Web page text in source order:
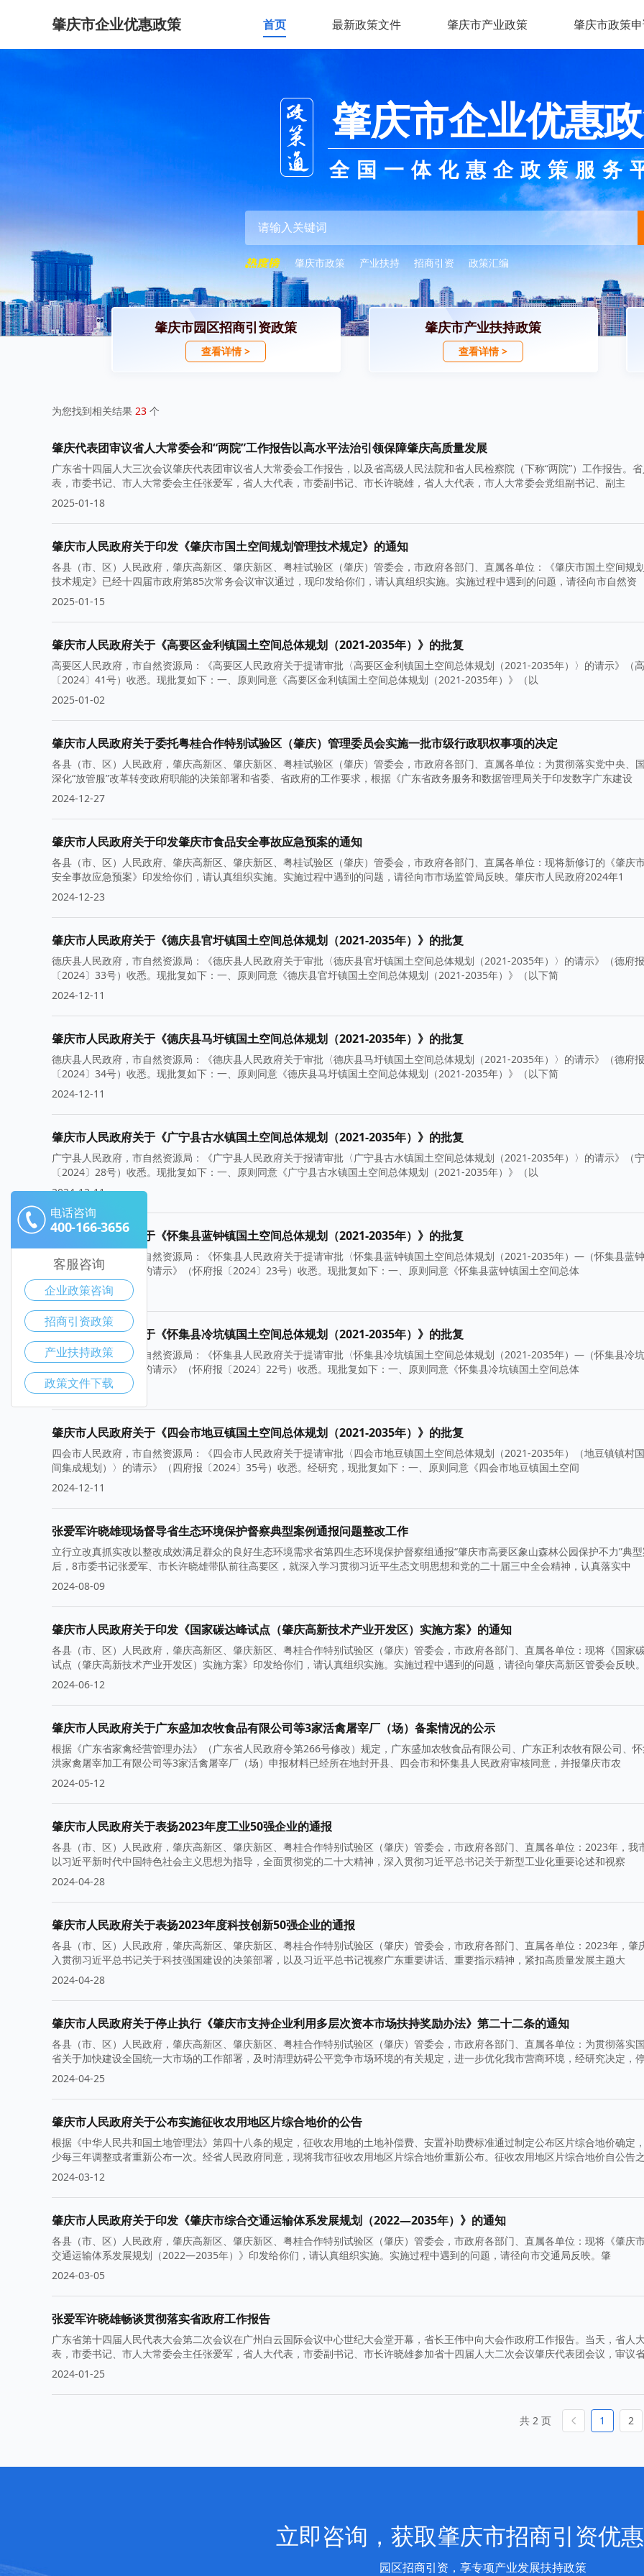
肇庆市企业优惠政策 首页 最新政策文件 肇庆市产业政策 肇庆市政策
肇庆市企业优惠
全国一体化惠企政策服务
肇庆市政策 产业扶持 招商引资 政策汇编
肇庆市园区招商引资政策
查看详情 >
肇庆市产业扶持政策
查看详情 >
为您找到相关结果 23 个
肇庆代表团审议省人大常委会和“两院”工作报告以高水平法治引领保障肇庆高质量发展
广东省十四届人大三次会议肇庆代表团审议省人大常委会工作报告，以及省高级人民法院和省人民检察院（下称“两院”）工作报告。
表，市委书记、市人大常委会主任张爱军，省人大代表，市委副书记、市长许晓雄，省人大代表，市人大常委会党组副书记、副主
2025-01-18
肇庆市人民政府关于印发《肇庆市国土空间规划管理技术规定》的通知
各县（市、区）人民政府，肇庆高新区、肇庆新区、粤桂试验区（肇庆）管委会，市政府各部门、直属各单位：《肇庆市国土空间规
技术规定》已经十四届市政府第85次常务会议审议通过，现印发给你们，请认真组织实施。实施过程中遇到的问题，请径向市自然资
2025-01-15
肇庆市人民政府关于《高要区金利镇国土空间总体规划（2021-2035年）》的批复
高要区人民政府，市自然资源局：《高要区人民政府关于提请审批〈高要区金利镇国土空间总体规划（2021-2035年）〉的请示》（
〔2024〕41号）收悉。现批复如下：一、原则同意《高要区金利镇国土空间总体规划（2021-2035年）》（以
2025-01-02
肇庆市人民政府关于委托粤桂合作特别试验区（肇庆）管理委员会实施一批市级行政职权事项的决定
各县（市、区）人民政府，肇庆高新区、肇庆新区、粤桂试验区（肇庆）管委会，市政府各部门、直属各单位：为贯彻落实党中央、
深化“放管服”改革转变政府职能的决策部署和省委、省政府的工作要求，根据《广东省政务服务和数据管理局关于印发数字广东建设
2024-12-27
肇庆市人民政府关于印发肇庆市食品安全事故应急预案的通知
各县（市、区）人民政府、肇庆高新区、肇庆新区、粤桂试验区（肇庆）管委会，市政府各部门、直属各单位：现将新修订的《肇庆
安全事故应急预案》印发给你们，请认真组织实施。实施过程中遇到的问题，请径向市市场监管局反映。肇庆市人民政府2024年1
2024-12-23
肇庆市人民政府关于《德庆县官圩镇国土空间总体规划（2021-2035年）》的批复
德庆县人民政府，市自然资源局：《德庆县人民政府关于审批〈德庆县官圩镇国土空间总体规划（2021-2035年）〉的请示》（德府报
〔2024〕33号）收悉。现批复如下：一、原则同意《德庆县官圩镇国土空间总体规划（2021-2035年）》（以下简
2024-12-11
肇庆市人民政府关于《德庆县马圩镇国土空间总体规划（2021-2035年）》的批复
德庆县人民政府，市自然资源局：《德庆县人民政府关于审批〈德庆县马圩镇国土空间总体规划（2021-2035年）〉的请示》（德府报
〔2024〕34号）收悉。现批复如下：一、原则同意《德庆县马圩镇国土空间总体规划（2021-2035年）》（以下简
2024-12-11
肇庆市人民政府关于《广宁县古水镇国土空间总体规划（2021-2035年）》的批复
广宁县人民政府，市自然资源局：《广宁县人民政府关于报请审批〈广宁县古水镇国土空间总体规划（2021-2035年）〉的请示》（
〔2024〕28号）收悉。现批复如下：一、原则同意《广宁县古水镇国土空间总体规划（2021-2035年）》（以
2024-12-11
肇庆市人民政府关于《怀集县蓝钟镇国土空间总体规划（2021-2035年）》的批复
怀集县人民政府，市自然资源局：《怀集县人民政府关于提请审批〈怀集县蓝钟镇国土空间总体规划（2021-2035年）—（怀集县蓝
土空间集成规划）〉的请示》（怀府报〔2024〕23号）收悉。现批复如下：一、原则同意《怀集县蓝钟镇国土空间总体
2024-12-11
肇庆市人民政府关于《怀集县冷坑镇国土空间总体规划（2021-2035年）》的批复
怀集县人民政府，市自然资源局：《怀集县人民政府关于提请审批〈怀集县冷坑镇国土空间总体规划（2021-2035年）—（怀集县冷
土空间集成规划）〉的请示》（怀府报〔2024〕22号）收悉。现批复如下：一、原则同意《怀集县冷坑镇国土空间总体
2024-12-11
肇庆市人民政府关于《四会市地豆镇国土空间总体规划（2021-2035年）》的批复
四会市人民政府，市自然资源局：《四会市人民政府关于提请审批〈四会市地豆镇国土空间总体规划（2021-2035年）（地豆镇镇村
间集成规划）〉的请示》（四府报〔2024〕35号）收悉。经研究，现批复如下：一、原则同意《四会市地豆镇国土空间
2024-12-11
张爱军许晓雄现场督导省生态环境保护督察典型案例通报问题整改工作
立行立改真抓实改以整改成效满足群众的良好生态环境需求省第四生态环境保护督察组通报“肇庆市高要区象山森林公园保护不力”典
后，8市委书记张爱军、市长许晓雄带队前往高要区，就深入学习贯彻习近平生态文明思想和党的二十届三中全会精神，认真落实中
2024-08-09
肇庆市人民政府关于印发《国家碳达峰试点（肇庆高新技术产业开发区）实施方案》的通知
各县（市、区）人民政府，肇庆高新区、肇庆新区、粤桂合作特别试验区（肇庆）管委会，市政府各部门、直属各单位：现将《国家
试点（肇庆高新技术产业开发区）实施方案》印发给你们，请认真组织实施。实施过程中遇到的问题，请径向肇庆高新区管委会反映。
2024-06-12
肇庆市人民政府关于广东盛加农牧食品有限公司等3家活禽屠宰厂（场）备案情况的公示
根据《广东省家禽经营管理办法》（广东省人民政府令第266号修改）规定，广东盛加农牧食品有限公司、广东正利农牧有限公司、
洪家禽屠宰加工有限公司等3家活禽屠宰厂（场）申报材料已经所在地封开县、四会市和怀集县人民政府审核同意，并报肇庆市农
2024-05-12
肇庆市人民政府关于表扬2023年度工业50强企业的通报
各县（市、区）人民政府，肇庆高新区、肇庆新区、粤桂合作特别试验区（肇庆）管委会，市政府各部门、直属各单位：2023年，我
以习近平新时代中国特色社会主义思想为指导，全面贯彻党的二十大精神，深入贯彻习近平总书记关于新型工业化重要论述和视察
2024-04-28
肇庆市人民政府关于表扬2023年度科技创新50强企业的通报
各县（市、区）人民政府，肇庆高新区、肇庆新区、粤桂合作特别试验区（肇庆）管委会，市政府各部门、直属各单位：2023年，肇
入贯彻习近平总书记关于科技强国建设的决策部署，以及习近平总书记视察广东重要讲话、重要指示精神，紧扣高质量发展主题大
2024-04-28
肇庆市人民政府关于停止执行《肇庆市支持企业利用多层次资本市场扶持奖励办法》第二十二条的通知
各县（市、区）人民政府，肇庆高新区、肇庆新区、粤桂合作特别试验区（肇庆）管委会，市政府各部门、直属各单位：为贯彻落实
省关于加快建设全国统一大市场的工作部署，及时清理妨碍公平竞争市场环境的有关规定，进一步优化我市营商环境，经研究决定，
2024-04-25
肇庆市人民政府关于公布实施征收农用地区片综合地价的公告
根据《中华人民共和国土地管理法》第四十八条的规定，征收农用地的土地补偿费、安置补助费标准通过制定公布区片综合地价确定
少每三年调整或者重新公布一次。经省人民政府同意，现将我市征收农用地区片综合地价重新公布。征收农用地区片综合地价自公告之
2024-03-12
肇庆市人民政府关于印发《肇庆市综合交通运输体系发展规划（2022—2035年）》的通知
各县（市、区）人民政府，肇庆高新区、肇庆新区、粤桂合作特别试验区（肇庆）管委会，市政府各部门、直属各单位：现将《肇庆
交通运输体系发展规划（2022—2035年）》印发给你们，请认真组织实施。实施过程中遇到的问题，请径向市交通局反映。肇
2024-03-05
张爱军许晓雄畅谈贯彻落实省政府工作报告
广东省第十四届人民代表大会第二次会议在广州白云国际会议中心世纪大会堂开幕，省长王伟中向大会作政府工作报告。当天，省人
表，市委书记、市人大常委会主任张爱军，省人大代表，市委副书记、市长许晓雄参加省十四届人大二次会议肇庆代表团会议，审议
2024-01-25
共 2 页 1 2
电话咨询
400-166-3656
客服咨询
企业政策咨询
招商引资政策
产业扶持政策
政策文件下载
立即咨询，获取肇庆市招商引资优
园区招商引资，享专项产业发展扶持政策